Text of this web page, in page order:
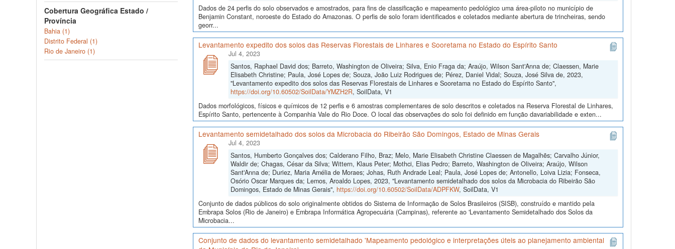
Cobertura Geográfica Estado /
Província
Bahia (1)
Distrito Federal (1)
Rio de Janeiro (1)
Dados de 24 perfis do solo observados e amostrados, para fins de classificação e mapeamento pedológico uma área-piloto no município de
Benjamin Constant, noroeste do Estado do Amazonas. O perfis de solo foram identificados e coletados mediante abertura de trincheiras, sendo
georr...
Levantamento expedito dos solos das Reservas Florestais de Linhares e Sooretama no Estado do Espírito Santo
Jul 4, 2023
Santos, Raphael David dos; Barreto, Washington de Oliveira; Silva, Enio Fraga da; Araújo, Wilson Sant'Anna de; Claessen, Marie
Elisabeth Christine; Paula, José Lopes de; Souza, João Luiz Rodrigues de; Pérez, Daniel Vidal; Souza, José Silva de, 2023,
"Levantamento expedito dos solos das Reservas Florestais de Linhares e Sooretama no Estado do Espírito Santo",
https://doi.org/10.60502/SoilData/YMZH2R, SoilData, V1
Dados morfológicos, físicos e químicos de 12 perfis e 6 amostras complementares de solo descritos e coletados na Reserva Florestal de Linhares,
Espírito Santo, pertencente à Companhia Vale do Rio Doce. O local das observações do solo foi definido em função davariabilidade e exten...
Levantamento semidetalhado dos solos da Microbacia do Ribeirão São Domingos, Estado de Minas Gerais
Jul 4, 2023
Santos, Humberto Gonçalves dos; Calderano Filho, Braz; Melo, Marie Elisabeth Christine Claessen de Magalhẽs; Carvalho Júnior,
Waldir de; Chagas, César da Silva; Wittern, Klaus Peter; Mothci, Elias Pedro; Barreto, Washington de Oliveira; Araújo, Wilson
Sant'Anna de; Duriez, Maria Amélia de Moraes; Johas, Ruth Andrade Leal; Paula, José Lopes de; Antonello, Loiva Lizia; Fonseca,
Osório Oscar Marques da; Lemos, Aroaldo Lopes, 2023, "Levantamento semidetalhado dos solos da Microbacia do Ribeirão São
Domingos, Estado de Minas Gerais", https://doi.org/10.60502/SoilData/ADPFKW, SoilData, V1
Conjunto de dados públicos do solo originalmente obtidos do Sistema de Informação de Solos Brasileiros (SISB), construído e mantido pela
Embrapa Solos (Rio de Janeiro) e Embrapa Informática Agropecuária (Campinas), referente ao 'Levantamento Semidetalhado dos Solos da
Microbacia...
Conjunto de dados do levantamento semidetalhado 'Mapeamento pedológico e interpretações úteis ao planejamento ambiental